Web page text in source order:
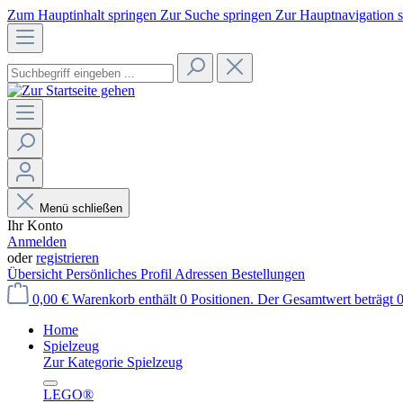
Zum Hauptinhalt springen Zur Suche springen Zur Hauptnavigation
Menü schließen
Ihr Konto
Anmelden
oderregistrieren
Übersicht Persönliches Profil Adressen Bestellungen
0,00 € Warenkorb enthält 0 Positionen. Der Gesamtwert beträgt
Home
Spielzeug
Zur Kategorie Spielzeug
LEGO®